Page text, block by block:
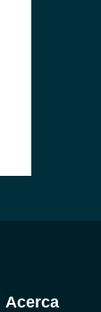
Acerca